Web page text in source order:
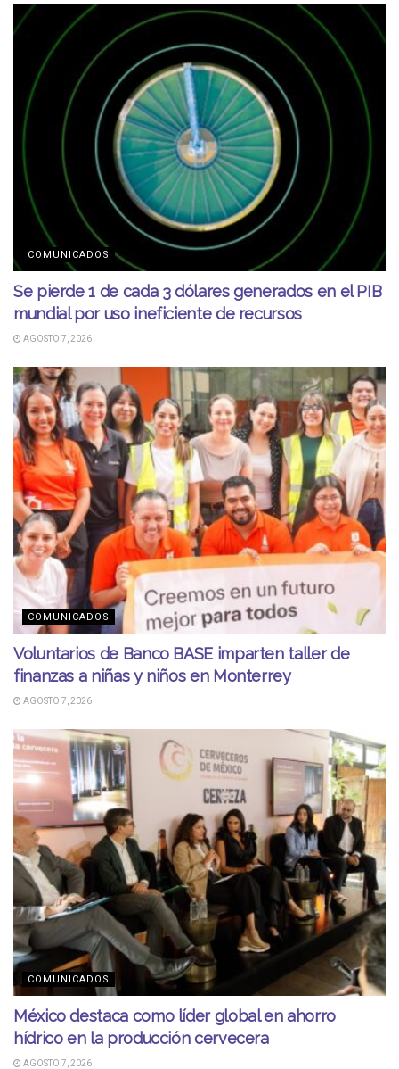
COMUNICADOS
Se pierde 1 de cada 3 dólares generados en el PIB
mundial por uso ineficiente de recursos
AGOSTO 7, 2026
COMUNICADOS
Voluntarios de Banco BASE imparten taller de
finanzas a niñas y niños en Monterrey
AGOSTO 7, 2026
COMUNICADOS
México destaca como líder global en ahorro
hídrico en la producción cervecera
AGOSTO 7, 2026